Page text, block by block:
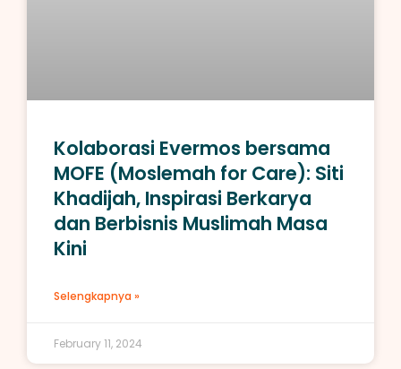
Kolaborasi Evermos bersama
MOFE (Moslemah for Care): Siti
Khadijah, Inspirasi Berkarya
dan Berbisnis Muslimah Masa
Kini
Selengkapnya »
February 11, 2024